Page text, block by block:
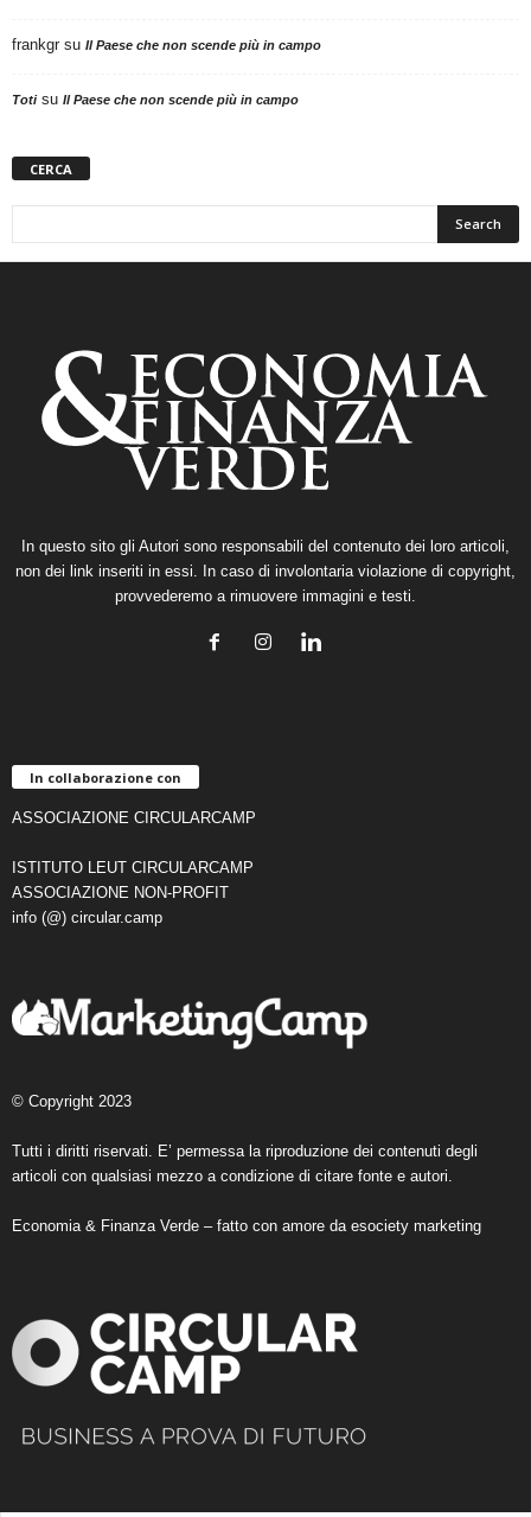
frankgr su Il Paese che non scende più in campo
Totisu Il Paese che non scende più in campo
CERCA
In questo sito gli Autori sono responsabili del contenuto dei loro articoli,
non dei link inseriti in essi. In caso di involontaria violazione di copyright,
provvederemo a rimuovere immagini e testi.
In collaborazione con
ASSOCIAZIONE CIRCULARCAMP
ISTITUTO LEUT CIRCULARCAMP
ASSOCIAZIONE NON-PROFIT
info (@) circular.camp
© Copyright 2023
Tutti i diritti riservati. E’ permessa la riproduzione dei contenuti degli
articoli con qualsiasi mezzo a condizione di citare fonte e autori.
Economia & Finanza Verde – fatto con amore da esociety marketing